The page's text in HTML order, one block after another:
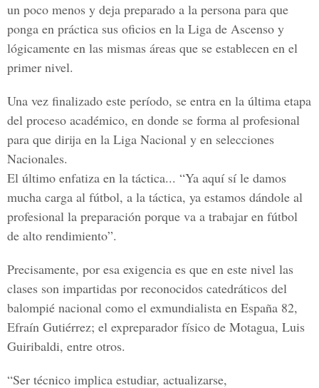
un poco menos y deja preparado a la persona para que
ponga en práctica sus oficios en la Liga de Ascenso y
lógicamente en las mismas áreas que se establecen en el
primer nivel.
Una vez finalizado este período, se entra en la última etapa
del proceso académico, en donde se forma al profesional
para que dirija en la Liga Nacional y en selecciones
Nacionales.
El último enfatiza en la táctica... “Ya aquí sí le damos
mucha carga al fútbol, a la táctica, ya estamos dándole al
profesional la preparación porque va a trabajar en fútbol
de alto rendimiento”.
Precisamente, por esa exigencia es que en este nivel las
clases son impartidas por reconocidos catedráticos del
balompié nacional como el exmundialista en España 82,
Efraín Gutiérrez; el expreparador físico de Motagua, Luis
Guiribaldi, entre otros.
“Ser técnico implica estudiar, actualizarse,